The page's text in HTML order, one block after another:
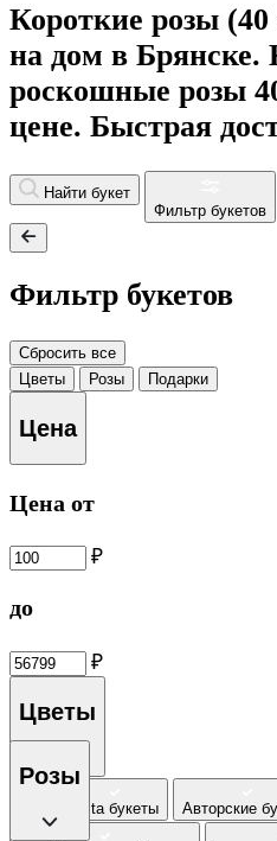
Короткие розы
на дом в Брянске.
роскошные розы
цене. Быстрая
Найти букет
Фильтр букетов
Фильтр букетов
Сбросить все
Цветы
Розы Подарки
Цена
Цена от
₽
до
₽
Цветы
Insta букеты Авторские
Розы